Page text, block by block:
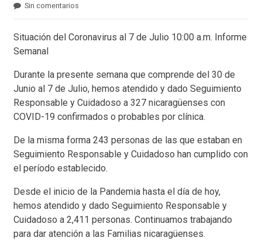
Sin comentarios
Situación del Coronavirus al 7 de Julio 10:00 a.m. Informe
Semanal
Durante la presente semana que comprende del 30 de
Junio al 7 de Julio, hemos atendido y dado Seguimiento
Responsable y Cuidadoso a 327 nicaragüenses con
COVID-19 confirmados o probables por clínica.
De la misma forma 243 personas de las que estaban en
Seguimiento Responsable y Cuidadoso han cumplido con
el período establecido.
Desde el inicio de la Pandemia hasta el día de hoy,
hemos atendido y dado Seguimiento Responsable y
Cuidadoso a 2,411 personas. Continuamos trabajando
para dar atención a las Familias nicaragüenses.